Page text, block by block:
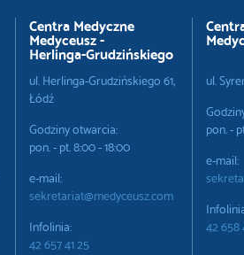
Centra Medyczne
Medyceusz -
Herlinga-Grudzińskiego
ul. Herlinga-Grudzińskiego 61,
Łódź
Godziny otwarcia:
pon. - pt. 8:00 - 18:00
e-mail:
sekretariat@medyceusz.com
Infolinia:
42 657 41 25
ul.
pon. -
e-mail:
42 658